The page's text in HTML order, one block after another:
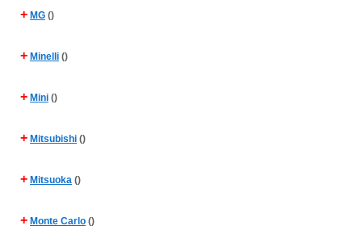
+ MG ()
+ Minelli ()
+ Mini ()
+ Mitsubishi ()
+ Mitsuoka ()
+ Monte Carlo ()